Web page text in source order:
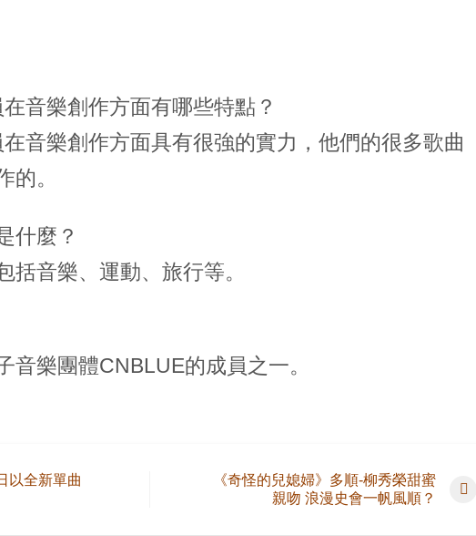
音樂創作方面有哪些特點？
音樂創作方面具有很強的實力，他們的很多歌曲
的。
什麼？
括音樂、運動、旅行等。
音樂團體CNBLUE的成員之一。
以全新單曲
《奇怪的兒媳婦》多順-柳秀榮甜蜜
親吻 浪漫史會一帆風順？